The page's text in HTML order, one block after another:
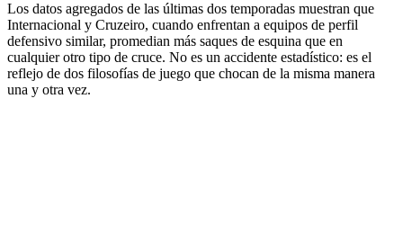
Los datos agregados de las últimas dos temporadas muestran que
Internacional y Cruzeiro, cuando enfrentan a equipos de perfil
defensivo similar, promedian más saques de esquina que en
cualquier otro tipo de cruce. No es un accidente estadístico: es el
reflejo de dos filosofías de juego que chocan de la misma manera
una y otra vez.